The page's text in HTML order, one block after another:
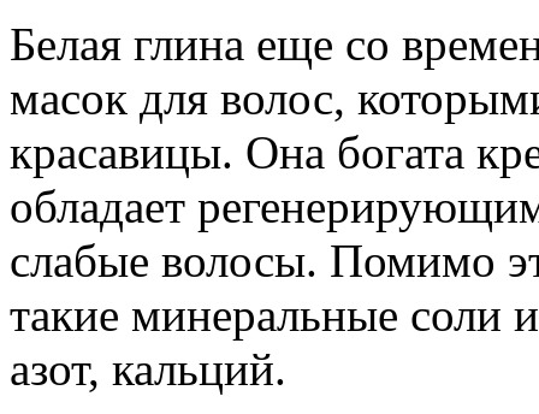
Белая глина еще со
масок для волос,
красавицы. Она богата
обладает
слабые волосы. Помимо
такие минеральные соли
азот, кальций.